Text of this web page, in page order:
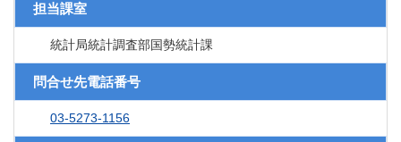
担当課室
統計局統計調査部国勢統計課
問合せ先電話番号
03-5273-1156